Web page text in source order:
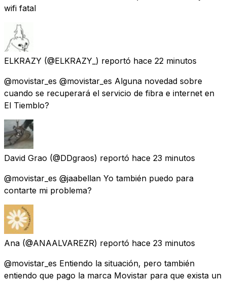
wifi fatal
ELKRAZY (@ELKRAZY_) reportó hace 22 minutos
@movistar_es @movistar_es Alguna novedad sobre
cuando se recuperará el servicio de fibra e internet en
El Tiemblo?
David Grao (@DDgraos) reportó hace 23 minutos
@movistar_es @jaabellan Yo también puedo para
contarte mi problema?
Ana (@ANAALVAREZR) reportó hace 23 minutos
@movistar_es Entiendo la situación, pero también
entiendo que pago la marca Movistar para que exista un